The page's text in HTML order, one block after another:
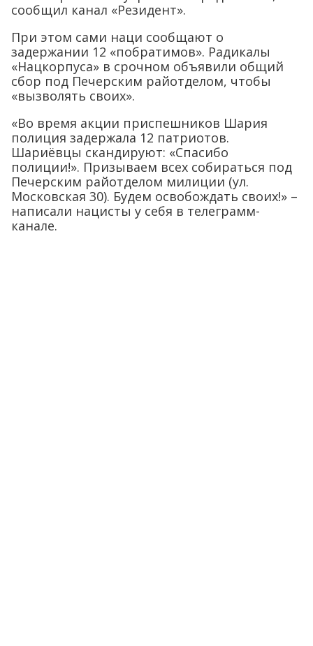
сообщил канал «Резидент».
При этом сами наци сообщают о
задержании 12 «побратимов». Радикалы
«Нацкорпуса» в срочном объявили общий
сбор под Печерским райотделом, чтобы
«вызволять своих».
«Во время акции приспешников Шария
полиция задержала 12 патриотов.
Шариёвцы скандируют: «Спасибо
полиции!». Призываем всех собираться под
Печерским райотделом милиции (ул.
Московская 30). Будем освобождать своих!» –
написали нацисты у себя в телеграмм-
канале.